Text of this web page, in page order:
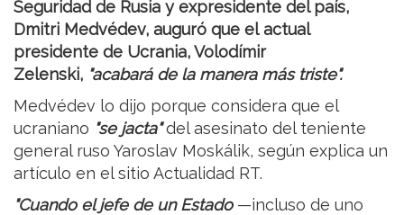
Seguridad de Rusia y expresidente del país,
Dmitri Medvédev, auguró que el actual
presidente de Ucrania, Volodímir
Zelenski, "acabará de la manera más triste".
Medvédev lo dijo porque considera que el
ucraniano "se jacta"del asesinato del teniente
general ruso Yaroslav Moskálik, según explica un
artículo en el sitio Actualidad RT.
"Cuando el jefe de un Estado—incluso de uno